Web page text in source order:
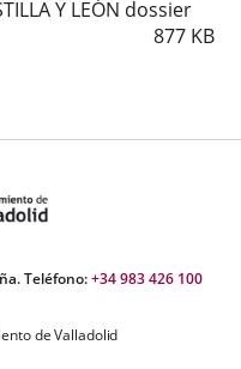
Y LEÓN dossier
877 KB
Teléfono:+34 983 426 100
de Valladolid